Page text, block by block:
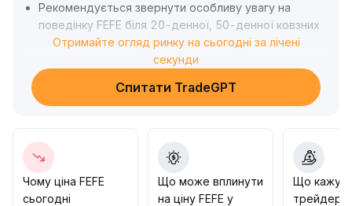
Рекомендується звернути особливу увагу на
поведінку FEFE біля 20-денної, 50-денної ковзних
середніх і локальних максимумів (орієнтир – верхня
межа діапазону): якщо вдасться пробити ці рівні на
суттєвому об'ємі, короткострокова бичача
структура може сформуватись, а ціна —
ризику бічної волатильності, стратегія має бути з
невеликим позиціонуванням і динамічним стоп-
лоссом .
Отримайте огляд ринку на сьогодні за лічені
секунди
Спитати TradeGPT
Чому ціна FEFE
сьогодні
Що може вплинути
на ціну FEFE у
Що
трейдери